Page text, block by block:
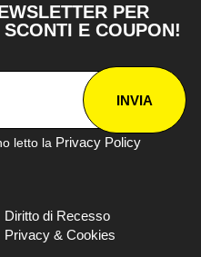
PER
E COUPON!
INVIA
letto la Privacy Policy
Diritto di Recesso
Privacy & Cookies